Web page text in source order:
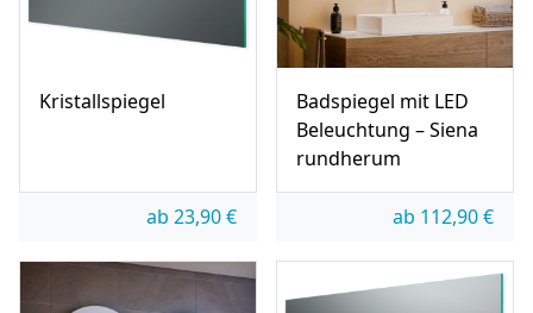
Kristallspiegel
ab 23,90€
Badspiegel mit LED
Beleuchtung – Siena
rundherum
ab 112,90€